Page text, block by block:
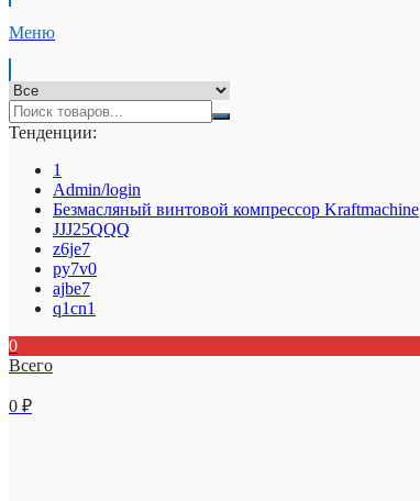
Меню
Тенденции:
1
Admin/login
Безмасляный винтовой компрессор Kraftmaсhine
JJJ25QQQ
z6je7
py7v0
ajbe7
q1cn1
0
Всего
0 ₽